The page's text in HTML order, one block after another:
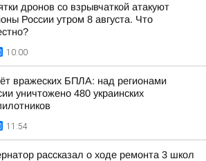
дронов со взрывчаткой атакуют
России утром 8 августа. Что
10:00
вражеских БПЛА: над регионами
уничтожено 480 украинских
11:54
рассказал о ходе ремонта 3 школ